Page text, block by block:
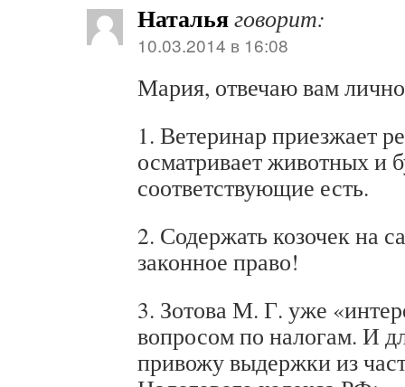
Натальяговорит:
10.03.2014 в 16:08
Мария, отвечаю вам
1. Ветеринар приезжает
осматривает животных и
соответствующие есть.
2. Содержать козочек на
законное право!
3. Зотова М. Г. уже
вопросом по налогам. И
привожу выдержки из